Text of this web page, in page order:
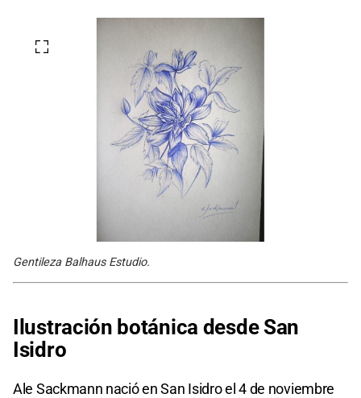
Gentileza Balhaus Estudio.
Ilustración botánica desde San
Isidro
Ale Sackmann nació en San Isidro el 4 de noviembre